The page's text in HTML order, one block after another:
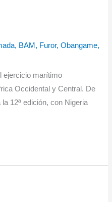
, BAM, Furor,Obangame,
ejercicio marítimo
Occidental y Central. De
12ª edición, con Nigeria